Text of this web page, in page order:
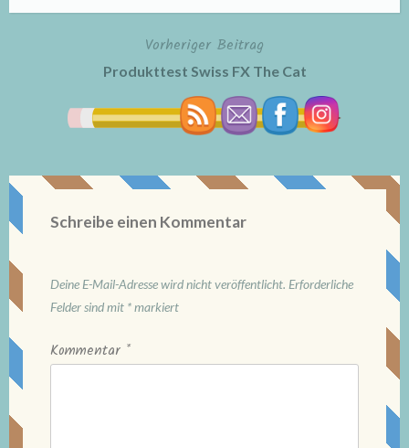
BeitragsnavigationVorheriger Beitrag
Produkttest Swiss FX The Cat
Schreibe einen Kommentar
Deine E-Mail-Adresse wird nicht veröffentlicht. Erforderliche
Felder sind mit *markiert
Kommentar *